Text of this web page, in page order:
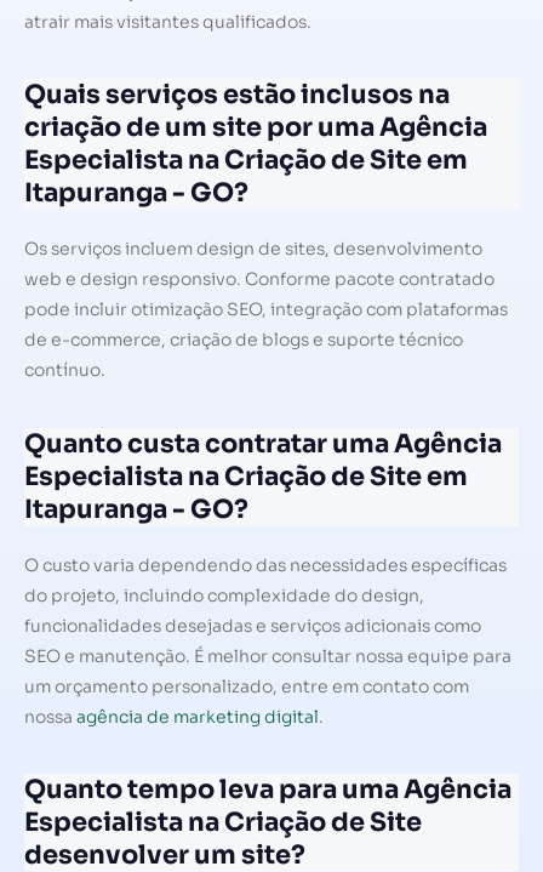
atrair mais visitantes qualificados.
Quais serviços estão inclusos na
criação de um site por uma Agência
Especialista na Criação de Site em
Itapuranga - GO?
Os serviços incluem design de sites, desenvolvimento
web e design responsivo. Conforme pacote contratado
pode incluir otimização SEO, integração com plataformas
de e-commerce, criação de blogs e suporte técnico
contínuo.
Quanto custa contratar uma Agência
Especialista na Criação de Site em
Itapuranga - GO?
O custo varia dependendo das necessidades específicas
do projeto, incluindo complexidade do design,
funcionalidades desejadas e serviços adicionais como
SEO e manutenção. É melhor consultar nossa equipe para
um orçamento personalizado, entre em contato com
nossa agência de marketing digital.
Quanto tempo leva para uma Agência
Especialista na Criação de Site
desenvolver um site?